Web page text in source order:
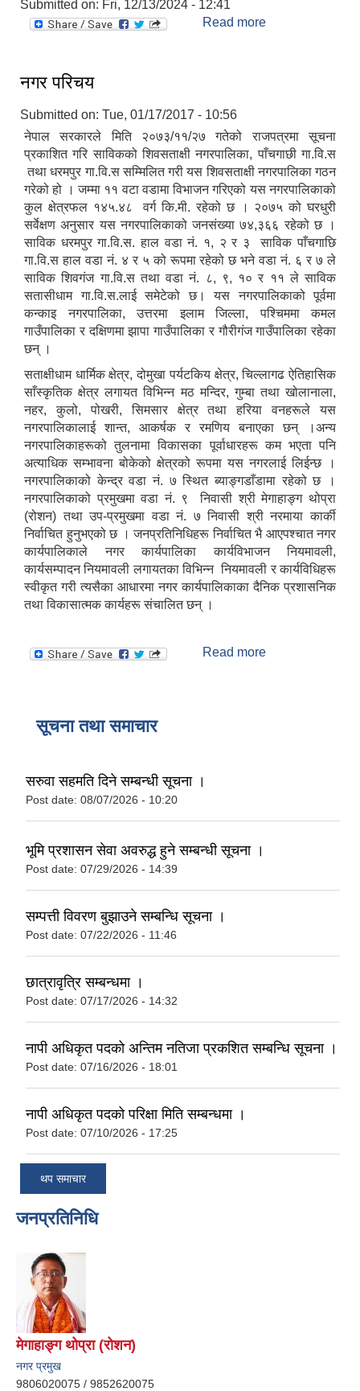
Submitted on: Fri, 12/13/2024 - 12:41
Read more
नगर परिचय
Submitted on: Tue, 01/17/2017 - 10:56
नेपाल सरकारले मिति २०७३/११/२७ गतेको राजपत्रमा सूचना
प्रकाशित गरि साविकको शिवसताक्षी नगरपालिका, पाँचगाछी गा.वि.स
तथा धरमपुर गा.वि.स सम्मिलित गरी यस शिवसताक्षी नगरपालिका गठन
गरेको हो । जम्मा ११ वटा वडामा विभाजन गरिएको यस नगरपालिकाको
कुल क्षेत्रफल १४५.४८ वर्ग कि.मी. रहेको छ । २०७५ को घरधुरी
सर्वेक्षण अनुसार यस नगरपालिकाको जनसंख्या ७४,३६६ रहेको छ ।
साविक धरमपुर गा.वि.स. हाल वडा नं. १, २ र ३ साविक पाँचगाछि
गा.वि.स हाल वडा नं. ४ र ५ को रूपमा रहेको छ भने वडा नं. ६ र ७ ले
साविक शिवगंज गा.वि.स तथा वडा नं. ८, ९, १० र ११ ले साविक
सतासीधाम गा.वि.स.लाई समेटेको छ। यस नगरपालिकाको पूर्वमा
कन्काइ नगरपालिका, उत्तरमा इलाम जिल्ला, पश्चिममा कमल
गाउँपालिका र दक्षिणमा झापा गाउँपालिका र गौरीगंज गाउँपालिका रहेका
छन् ।
सताक्षीधाम धार्मिक क्षेत्र, दोमुखा पर्यटकिय क्षेत्र, चिल्लागढ ऐतिहासिक
साँस्कृतिक क्षेत्र लगायत विभिन्न मठ मन्दिर, गुम्बा तथा खोलानाला,
नहर, कुलो, पोखरी, सिमसार क्षेत्र तथा हरिया वनहरूले यस
नगरपालिकालाई शान्त, आकर्षक र रमणिय बनाएका छन् ।अन्य
नगरपालिकाहरूको तुलनामा विकासका पूर्वाधारहरू कम भएता पनि
अत्याधिक सम्भावना बोकेको क्षेत्रको रूपमा यस नगरलाई लिईन्छ ।
नगरपालिकाको केन्द्र वडा नं. ७ स्थित ब्याङ्गडाँडामा रहेको छ ।
नगरपालिकाको प्रमुखमा वडा नं. ९ निवासी श्री मेगाहाङ्ग थोप्रा
(रोशन) तथा उप-प्रमुखमा वडा नं. ७ निवासी श्री नरमाया कार्की
निर्वाचित हुनुभएको छ । जनप्रतिनिधिहरू निर्वाचित भै आएपश्चात नगर
कार्यपालिकाले नगर कार्यपालिका कार्यविभाजन नियमावली,
कार्यसम्पादन नियमावली लगायतका विभिन्न नियमावली र कार्यविधिहरू
स्वीकृत गरी त्यसैका आधारमा नगर कार्यपालिकाका दैनिक प्रशासनिक
तथा विकासात्मक कार्यहरू संचालित छन् ।
Read more
सूचना तथा समाचार
सरुवा सहमति दिने सम्बन्धी सूचना ।
Post date: 08/07/2026 - 10:20
भूमि प्रशासन सेवा अवरुद्ध हुने सम्बन्धी सूचना ।
Post date: 07/29/2026 - 14:39
सम्पत्ती विवरण बुझाउने सम्बन्धि सूचना ।
Post date: 07/22/2026 - 11:46
छात्रावृत्रि सम्बन्धमा ।
Post date: 07/17/2026 - 14:32
नापी अधिकृत पदको अन्तिम नतिजा प्रकशित सम्बन्धि सूचना ।
Post date: 07/16/2026 - 18:01
नापी अधिकृत पदको परिक्षा मिति सम्बन्धमा ।
Post date: 07/10/2026 - 17:25
थप समाचार
जनप्रतिनिधि
मेगाहाङ्ग थोप्रा (रोशन)
नगर प्रमुख
9806020075 / 9852620075